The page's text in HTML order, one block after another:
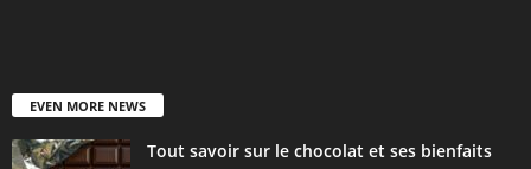
EVEN MORE NEWS
Tout savoir sur le chocolat et ses bienfaits